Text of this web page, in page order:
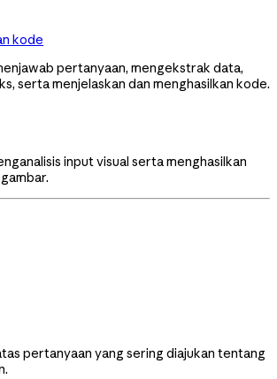
kode
pertanyaan, mengekstrak data,
serta menjelaskan dan menghasilkan kode.
input visual serta menghasilkan
pertanyaan yang sering diajukan tentang